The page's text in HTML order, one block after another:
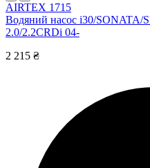
AIRTEX 1715
Водяний насос i30/SONATA/
2.0/2.2CRDi 04-
2 215 ₴